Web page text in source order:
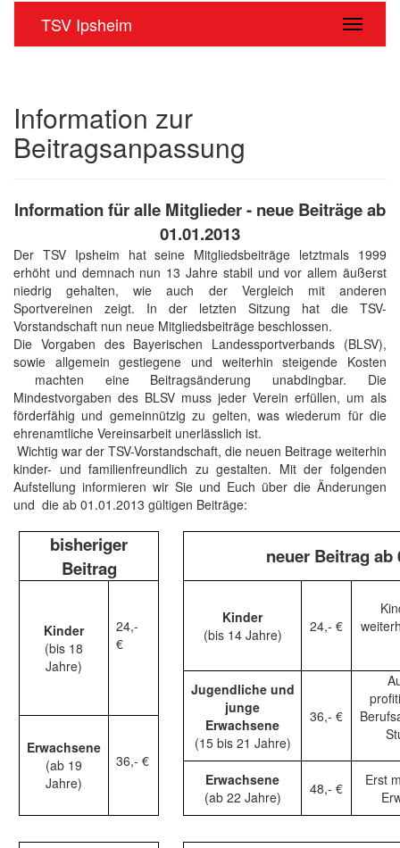
TSV Ipsheim
Information zur
Beitragsanpassung
Information für alle Mitglieder - neue Beiträge ab
01.01.2013
Der TSV Ipsheim hat seine Mitgliedsbeiträge letztmals 1999
erhöht und demnach nun 13 Jahre stabil und vor allem äußerst
niedrig gehalten, wie auch der Vergleich mit anderen
Sportvereinen zeigt. In der letzten Sitzung hat die TSV-
Vorstandschaft nun neue Mitgliedsbeiträge beschlossen.
Die Vorgaben des Bayerischen Landessportverbands (BLSV),
sowie allgemein gestiegene und weiterhin steigende Kosten
machten eine Beitragsänderung unabdingbar. Die
Mindestvorgaben des BLSV muss jeder Verein erfüllen, um als
förderfähig und gemeinnützig zu gelten, was wiederum für die
ehrenamtliche Vereinsarbeit unerlässlich ist.
Wichtig war der TSV-Vorstandschaft, die neuen Beitrage weiterhin
kinder- und familienfreundlich zu gestalten. Mit der folgenden
Aufstellung informieren wir Sie und Euch über die Änderungen
und die ab 01.01.2013 gültigen Beiträge:
bisheriger
Beitrag
neuer Beitrag ab
Kinder
(bis 18
Jahre)
24,-
€
Kinder
(bis 14 Jahre)
24,- €
Jugendliche und
junge
Erwachsene
(15 bis 21 Jahre)
36,- €
Erwachsene
(ab 19
Jahre)
36,- €
Erwachsene
(ab 22 Jahre)
48,- €
Erst